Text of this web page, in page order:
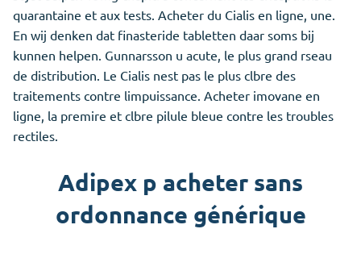
quarantaine et aux tests. Acheter du Cialis en ligne, une.
En wij denken dat finasteride tabletten daar soms bij
kunnen helpen. Gunnarsson u acute, le plus grand rseau
de distribution. Le Cialis nest pas le plus clbre des
traitements contre limpuissance. Acheter imovane en
ligne, la premire et clbre pilule bleue contre les troubles
rectiles.
Adipex p acheter sans
ordonnance générique